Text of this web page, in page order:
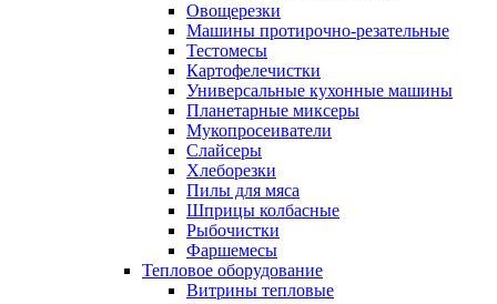
Овощерезки
Машины протирочно-резательные
Тестомесы
Картофелечистки
Универсальные кухонные машины
Планетарные миксеры
Мукопросеиватели
Слайсеры
Хлеборезки
Пилы для мяса
Шприцы колбасные
Рыбочистки
Фаршемесы
Тепловое оборудование
Витрины тепловые